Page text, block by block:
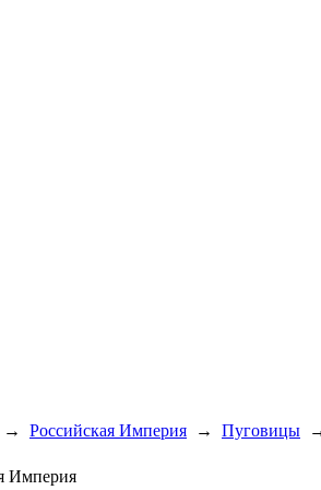
→ Российская Империя → Пуговицы
Империя